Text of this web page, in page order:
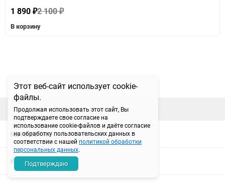
Этот веб-сайт использует cookie-
файлы.
Продолжая использовать этот сайт, Вы
подтверждаете свое согласие на
использование cookie-файлов и даёте согласие
на обработку пользовательских данных в
соответствии с нашей политикой обработки
персональных данных.
Подтверждаю
1 890 ₽2 100₽
В корзину
наверх
МЫ В СЕТИ
КОНТАКТЫ